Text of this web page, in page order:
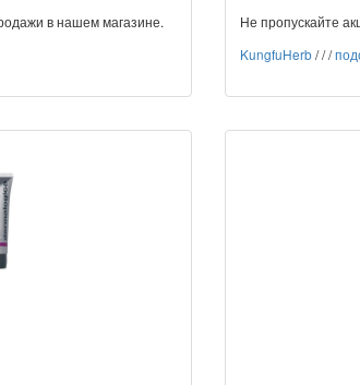
в нашем магазине.
Не пропускайте
KungfuHerb///